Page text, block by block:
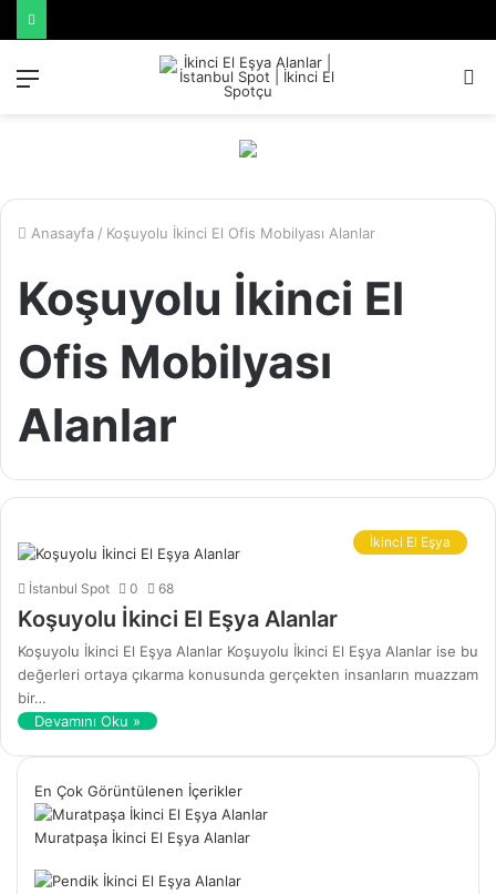
Anasayfa / Koşuyolu İkinci El Ofis Mobilyası Alanlar
Koşuyolu İkinci El
Ofis Mobilyası
Alanlar
İkinci El Eşya
İstanbul Spot 0 68
Koşuyolu İkinci El Eşya Alanlar
Koşuyolu İkinci El Eşya Alanlar Koşuyolu İkinci El Eşya Alanlar ise bu
değerleri ortaya çıkarma konusunda gerçekten insanların muazzam
bir…
Devamını Oku »
En Çok Görüntülenen İçerikler
Muratpaşa İkinci El Eşya Alanlar